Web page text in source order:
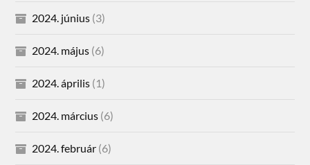
2024. június (3)
2024. május (6)
2024. április (1)
2024. március (6)
2024. február (6)